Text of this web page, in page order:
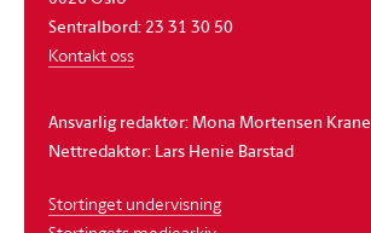
Sentralbord: 23 31 30 50
Kontakt oss
Ansvarlig redaktør: Mona Mortensen Krane
Nettredaktør: Lars Henie Barstad
Stortinget undervisning